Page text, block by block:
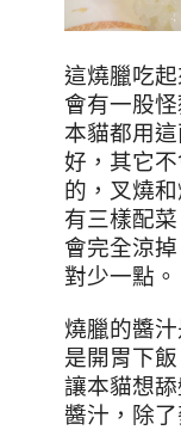
這燒臘吃
會有一股
本貓都用
好，其它不
的，叉燒
有三樣配菜
會完全涼掉
對少一點。
燒臘的醬
是開胃下飯
讓本貓想
醬汁，除